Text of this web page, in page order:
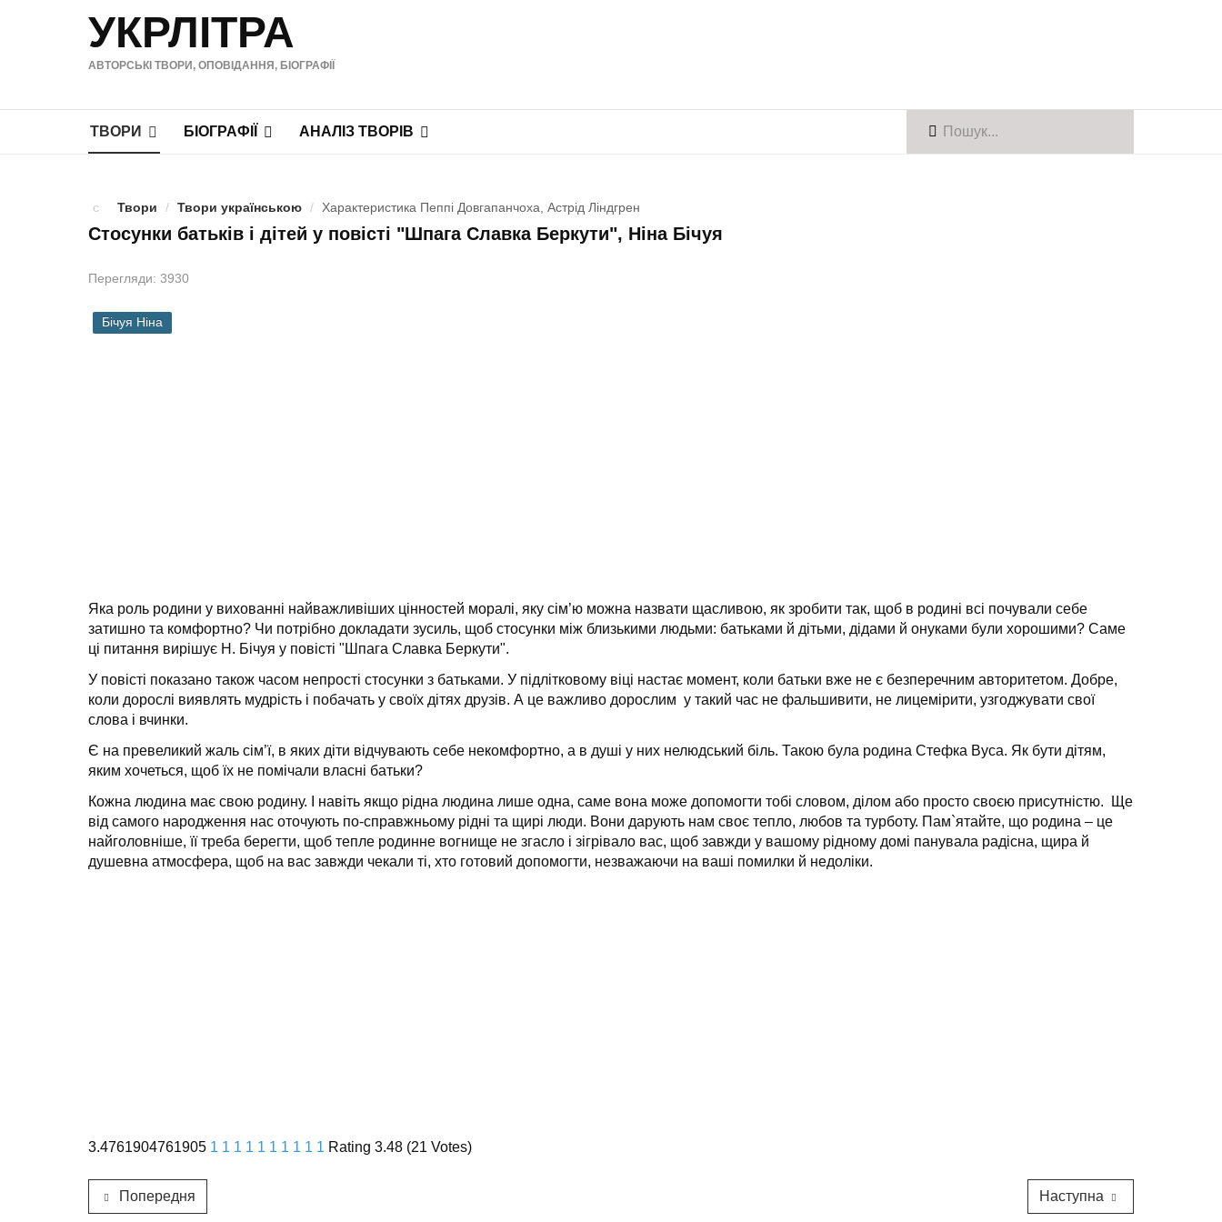
УКРЛІТРА
АВТОРСЬКІ ТВОРИ, ОПОВІДАННЯ, БІОГРАФІЇ
ТВОРИ БІОГРАФІЇ АНАЛІЗ ТВОРІВ
Твори / Твори українською / Характеристика Пеппі Довгапанчоха, Астрід Ліндгрен
Стосунки батьків і дітей у повісті "Шпага Славка Беркути", Ніна Бічуя
Перегляди: 3930
Бічуя Ніна
Яка роль родини у вихованні найважливіших цінностей моралі, яку сім’ю можна назвати щасливою, як зробити так, щоб в родині всі почували себе
затишно та комфортно? Чи потрібно докладати зусиль, щоб стосунки між близькими людьми: батьками й дітьми, дідами й онуками були хорошими? Саме
ці питання вирішує Н. Бічуя у повісті "Шпага Славка Беркути".
У повісті показано також часом непрості стосунки з батьками. У підлітковому віці настає момент, коли батьки вже не є безперечним авторитетом. Добре,
коли дорослі виявлять мудрість і побачать у своїх дітях друзів. А це важливо дорослим у такий час не фальшивити, не лицемірити, узгоджувати свої
слова і вчинки.
Є на превеликий жаль сім’ї, в яких діти відчувають себе некомфортно, а в душі у них нелюдський біль. Такою була родина Стефка Вуса. Як бути дітям,
яким хочеться, щоб їх не помічали власні батьки?
Кожна людина має свою родину. І навіть якщо рідна людина лише одна, саме вона може допомогти тобі словом, ділом або просто своєю присутністю. Ще
від самого народження нас оточують по-справжньому рідні та щирі люди. Вони дарують нам своє тепло, любов та турботу. Пам`ятайте, що родина – це
найголовніше, її треба берегти, щоб тепле родинне вогнище не згасло і зігрівало вас, щоб завжди у вашому рідному домі панувала радісна, щира й
душевна атмосфера, щоб на вас завжди чекали ті, хто готовий допомогти, незважаючи на ваші помилки й недоліки.
3.4761904761905 1 1 1 1 1 1 1 1 1 1 Rating 3.48 (21 Votes)
Попередня Наступна